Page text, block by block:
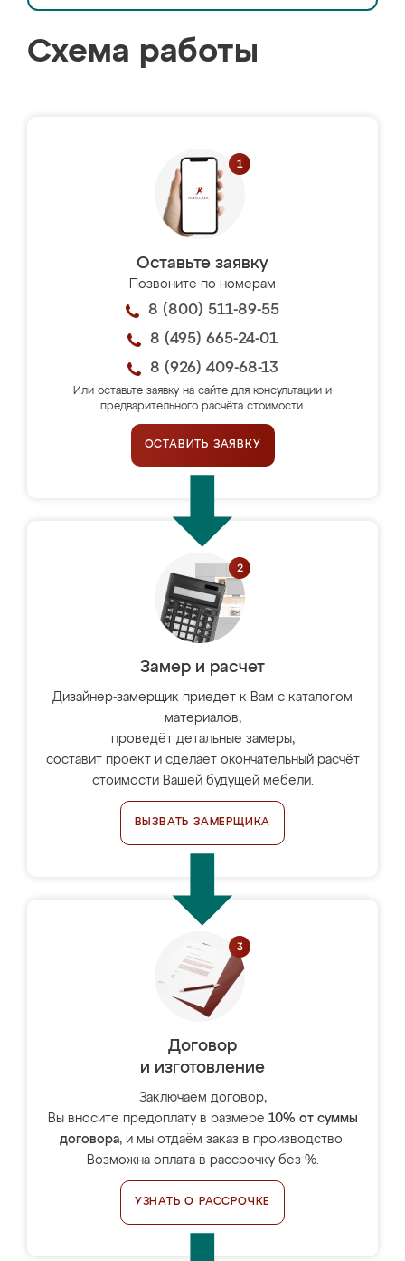
Схема работы
Оставьте заявку
Позвоните по номерам
8 (800) 511-89-55
8 (495) 665-24-01
8 (926) 409-68-13
Или оставьте заявку на сайте для консультации и
предварительного расчёта стоимости.
ОСТАВИТЬ ЗАЯВКУ
Замер и расчет
Дизайнер-замерщик приедет к Вам с каталогом
материалов,
проведёт детальные замеры,
составит проект и сделает окончательный расчёт
стоимости Вашей будущей мебели.
ВЫЗВАТЬ ЗАМЕРЩИКА
Договор
и изготовление
Заключаем договор,
Вы вносите предоплату в размере 10% от суммы
договора, и мы отдаём заказ в производство.
Возможна оплата в рассрочку без %.
УЗНАТЬ О РАССРОЧКЕ